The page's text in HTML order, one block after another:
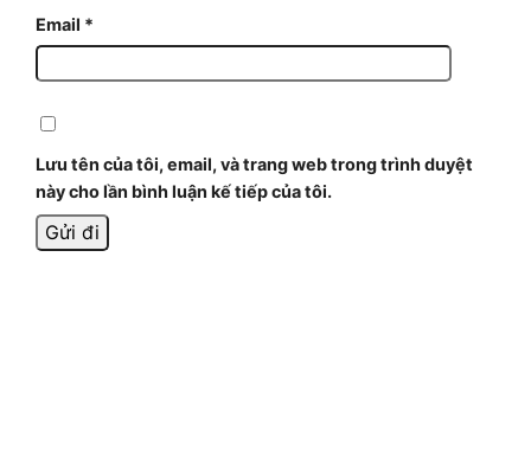
Email *
Lưu tên của tôi, email, và trang web trong trình duyệt
này cho lần bình luận kế tiếp của tôi.